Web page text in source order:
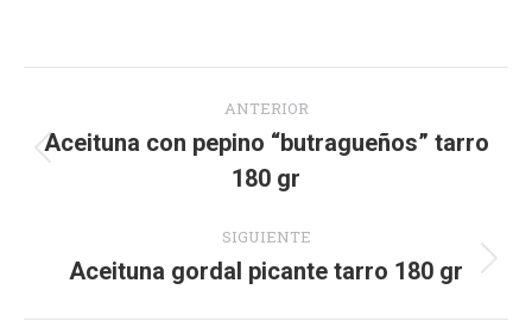
Navegación
entre
ANTERIOR
Proyecto
anterior
Aceituna con pepino “butragueños” tarro
180 gr
SIGUIENTE
Proyecto
Aceituna gordal picante tarro 180 gr